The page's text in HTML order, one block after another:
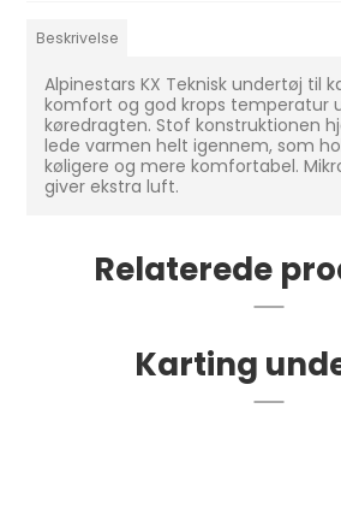
Beskrivelse
Alpinestars KX Teknisk undertøj til
komfort og god krops temperatur
køredragten. Stof konstruktionen
lede varmen helt igennem, som
køligere og mere komfortabel.
giver ekstra luft.
Relaterede
Karting